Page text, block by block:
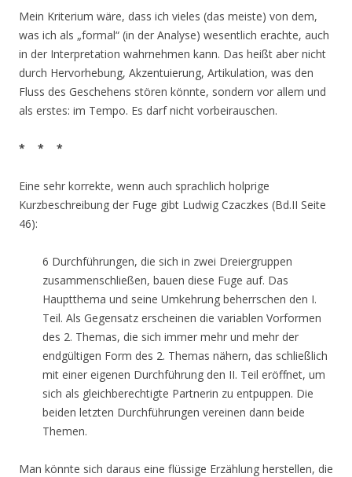
Mein Kriterium wäre, dass ich vieles (das meiste) von dem,
was ich als „formal“ (in der Analyse) wesentlich erachte, auch
in der Interpretation wahrnehmen kann. Das heißt aber nicht
durch Hervorhebung, Akzentuierung, Artikulation, was den
Fluss des Geschehens stören könnte, sondern vor allem und
als erstes: im Tempo. Es darf nicht vorbeirauschen.
* * *
Eine sehr korrekte, wenn auch sprachlich holprige
Kurzbeschreibung der Fuge gibt Ludwig Czaczkes (Bd.II Seite
46):
6 Durchführungen, die sich in zwei Dreiergruppen
zusammenschließen, bauen diese Fuge auf. Das
Hauptthema und seine Umkehrung beherrschen den I.
Teil. Als Gegensatz erscheinen die variablen Vorformen
des 2. Themas, die sich immer mehr und mehr der
endgültigen Form des 2. Themas nähern, das schließlich
mit einer eigenen Durchführung den II. Teil eröffnet, um
sich als gleichberechtigte Partnerin zu entpuppen. Die
beiden letzten Durchführungen vereinen dann beide
Themen.
Man könnte sich daraus eine flüssige Erzählung herstellen, die